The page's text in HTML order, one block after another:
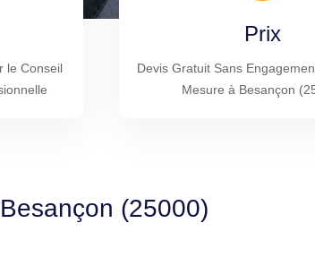
le Conseil
Prix
Devis Gratuit Sans
Mesure à Besançon
(25000)